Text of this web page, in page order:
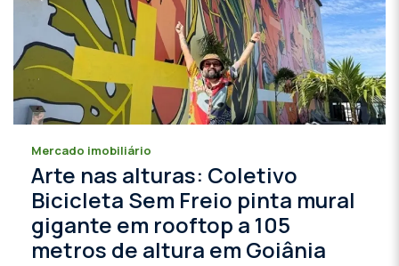
Mercado imobiliário
Arte nas alturas: Coletivo
Bicicleta Sem Freio pinta mural
gigante em rooftop a 105
metros de altura em Goiânia